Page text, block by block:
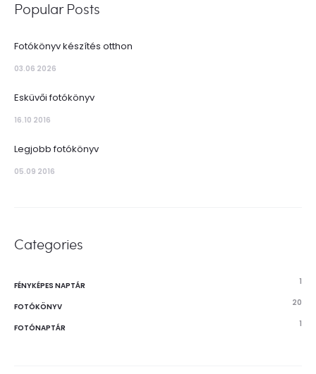
Popular Posts
Fotókönyv készítés otthon
03.06 2026
Esküvői fotókönyv
16.10 2016
Legjobb fotókönyv
05.09 2016
Categories
FÉNYKÉPES NAPTÁR 1
FOTÓKÖNYV 20
FOTÓNAPTÁR 1